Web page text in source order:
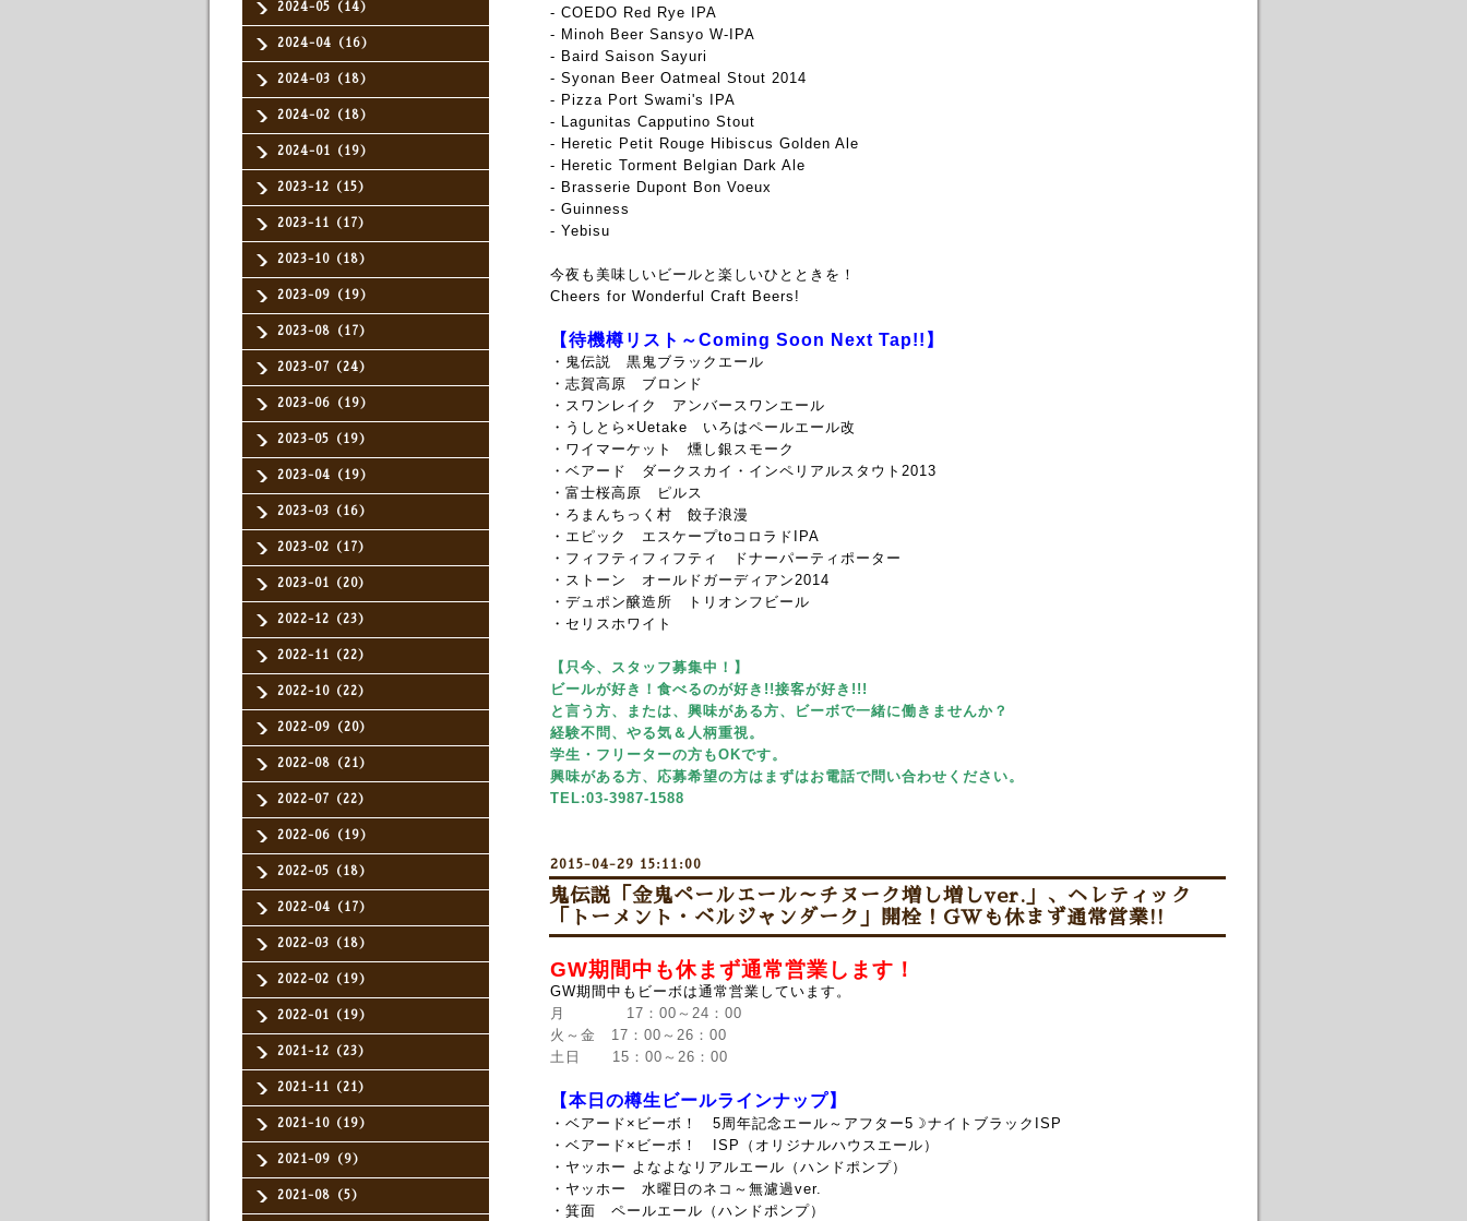
2024-05（14）
2024-04（16）
2024-03（18）
2024-02（18）
2024-01（19）
2023-12（15）
2023-11（17）
2023-10（18）
2023-09（19）
2023-08（17）
2023-07（24）
2023-06（19）
2023-05（19）
2023-04（19）
2023-03（16）
2023-02（17）
2023-01（20）
2022-12（23）
2022-11（22）
2022-10（22）
2022-09（20）
2022-08（21）
2022-07（22）
2022-06（19）
2022-05（18）
2022-04（17）
2022-03（18）
2022-02（19）
2022-01（19）
2021-12（23）
2021-11（21）
2021-10（19）
2021-09（9）
2021-08（5）
- COEDO Red Rye IPA
- Minoh Beer Sansyo W-IPA
- Baird Saison Sayuri
- Syonan Beer Oatmeal Stout 2014
- Pizza Port Swami's IPA
- Lagunitas Capputino Stout
- Heretic Petit Rouge Hibiscus Golden Ale
- Heretic Torment Belgian Dark Ale
- Brasserie Dupont Bon Voeux
- Guinness
- Yebisu
今夜も美味しいビールと楽しいひとときを！
Cheers for Wonderful Craft Beers!
【待機樽リスト～Coming Soon Next Tap!!】
・鬼伝説 黒鬼ブラックエール
・志賀高原 ブロンド
・スワンレイク アンバースワンエール
・うしとら×Uetake いろはペールエール改
・ワイマーケット 燻し銀スモーク
・ベアード ダークスカイ・インペリアルスタウト2013
・富士桜高原 ピルス
・ろまんちっく村 餃子浪漫
・エピック エスケープtoコロラドIPA
・フィフティフィフティ ドナーパーティポーター
・ストーン オールドガーディアン2014
・デュポン醸造所 トリオンフビール
・セリスホワイト
【只今、スタッフ募集中！】
ビールが好き！食べるのが好き!!接客が好き!!!
と言う方、または、興味がある方、ビーボで一緒に働きませんか？
経験不問、やる気＆人柄重視。
学生・フリーターの方もOKです。
興味がある方、応募希望の方はまずはお電話で問い合わせください。
TEL:03-3987-1588
2015-04-29 15:11:00
鬼伝説「金鬼ペールエール～チヌーク増し増しver.」、ヘレティック
「トーメント・ベルジャンダーク」開栓！GWも休まず通常営業!!
GW期間中も休まず通常営業します！
GW期間中もビーボは通常営業しています。
月 17：00～24：00
火～金 17：00～26：00
土日 15：00～26：00
【本日の樽生ビールラインナップ】
・ベアード×ビーボ！ 5周年記念エール～ アフター5☽ナイトブラックISP
・ベアード×ビーボ！ ISP（ オリジナルハウスエール）
・ヤッホー よなよなリアルエール（ハンドポンプ）
・ヤッホー 水曜日のネコ～無濾過ver.
・箕面 ペールエール（ハンドポンプ）